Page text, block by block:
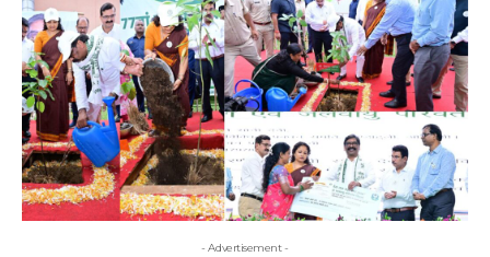
- Advertisement -